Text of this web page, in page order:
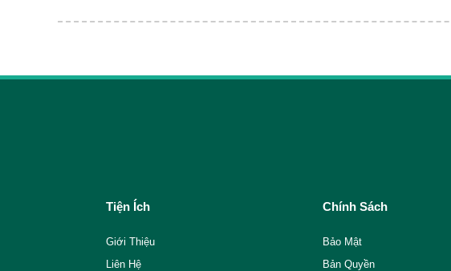
Tiện Ích
Giới Thiệu
Liên Hệ
Chính Sách
Bảo Mật
Bản Quyền